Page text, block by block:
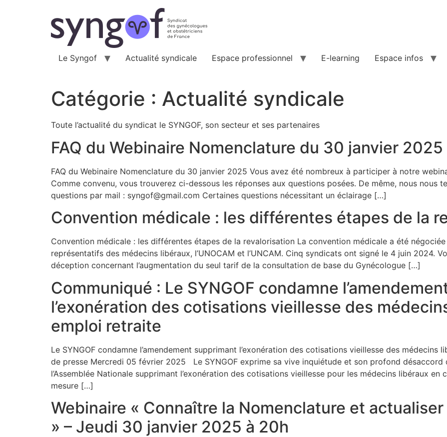
Le Syngof Actualité syndicale Espace professionnel E-learning Espace infos
Catégorie : Actualité syndicale
Toute l’actualité du syndicat le SYNGOF, son secteur et ses partenaires
FAQ du Webinaire Nomenclature du 30 janvier 2025
FAQ du Webinaire Nomenclature du 30 janvier 2025 Vous avez été nombreux à participer à notre
Comme convenu, vous trouverez ci-dessous les réponses aux questions posées. De même, nous nous
questions par mail : syngof@gmail.com Certaines questions nécessitant un éclairage […]
Convention médicale : les différentes étapes de la
Convention médicale : les différentes étapes de la revalorisation La convention médicale a été
représentatifs des médecins libéraux, l’UNOCAM et l’UNCAM. Cinq syndicats ont signé le 4 juin 2024.
déception concernant l’augmentation du seul tarif de la consultation de base du Gynécologue […]
Communiqué : Le SYNGOF condamne
l’exonération des cotisations vieillesse des
emploi retraite
Le SYNGOF condamne l’amendement supprimant l’exonération des cotisations vieillesse des
de presse Mercredi 05 février 2025 Le SYNGOF exprime sa vive inquiétude et son profond désaccord
l’Assemblée Nationale supprimant l’exonération des cotisations vieillesse pour les médecins libéraux
mesure […]
Webinaire « Connaître la Nomenclature et
» – Jeudi 30 janvier 2025 à 20h